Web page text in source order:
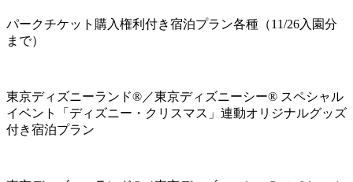
パークチケット購入権利付き宿泊プラン各種（11/26入園分
まで）
東京ディズニーランド®／東京ディズニーシー® スペシャル
イベント「ディズニー・クリスマス」連動オリジナルグッズ
付き宿泊プラン